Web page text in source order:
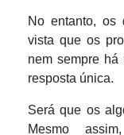
No entanto, os
vista que os
nem sempre
resposta única.
Será que os
Mesmo